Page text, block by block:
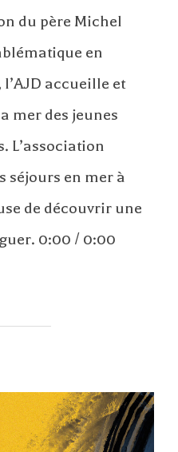
du père Michel
en
l’AJD accueille et
mer des jeunes
L’association
séjours en mer à
de découvrir une
0:00 / 0:00